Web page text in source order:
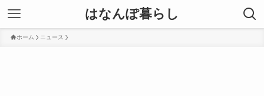
はなんぽ暮らし
ホーム ニュース